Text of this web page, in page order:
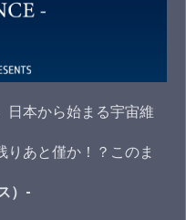
日本から始まる宇宙維
あと僅か！？このま
）-